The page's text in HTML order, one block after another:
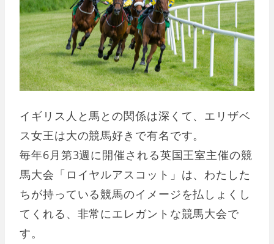
イギリス人と馬との関係は深くて、エリザベ
ス女王は大の競馬好きで有名です。
毎年6月第3週に開催される英国王室主催の競
馬大会「ロイヤルアスコット」は、わたした
ちが持っている競馬のイメージを払しょくし
てくれる、非常にエレガントな競馬大会で
す。